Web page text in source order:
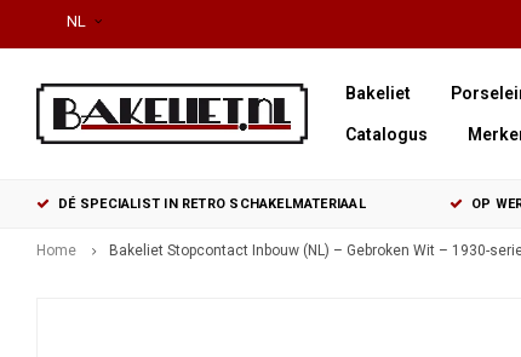
NL
Bakeliet
Catalogus
DÉ SPECIALIST IN RETRO SCHAKELMATERIAAL OP
Home Bakeliet Stopcontact Inbouw (NL) – Gebroken Wit – 1930-